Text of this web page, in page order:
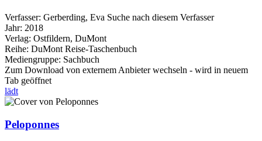
Verfasser: Gerberding, Eva Suche nach diesem Verfasser
Jahr: 2018
Verlag: Ostfildern, DuMont
Reihe: DuMont Reise-Taschenbuch
Mediengruppe: Sachbuch
Zum Download von externem Anbieter wechseln - wird in neuem
Tab geöffnet
lädt
Peloponnes